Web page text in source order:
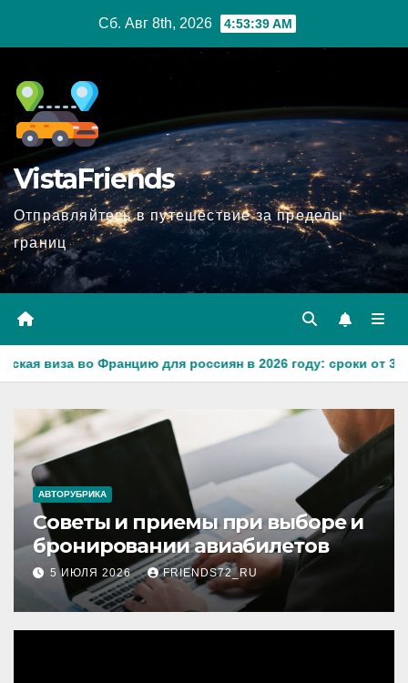
Сб. Авг 8th, 2026 4:53:41 AM
VistaFriends
Отправляйтесь в путешествие за пределы
границ
для россиян в 2026 году: сроки от 3 дней и список
АВТОРУБРИКА
Советы и приемы при выборе и
бронировании авиабилетов
5 ИЮЛЯ 2026 FRIENDS72_RU